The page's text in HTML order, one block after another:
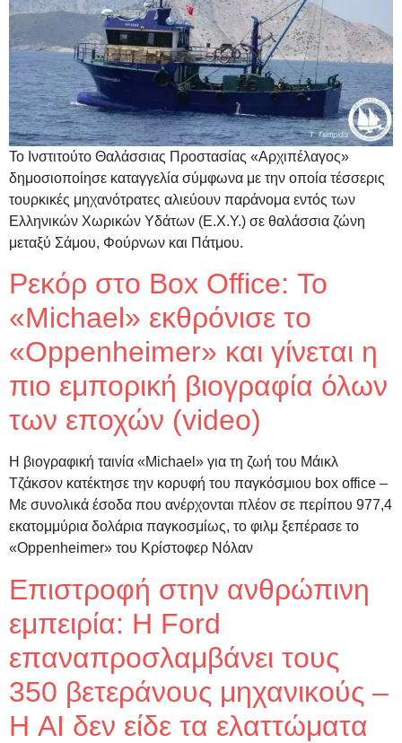
Το Ινστιτούτο Θαλάσσιας Προστασίας «Αρχιπέλαγος»
δημοσιοποίησε καταγγελία σύμφωνα με την οποία τέσσερις
τουρκικές μηχανότρατες αλιεύουν παράνομα εντός των
Ελληνικών Χωρικών Υδάτων (Ε.Χ.Υ.) σε θαλάσσια ζώνη
μεταξύ Σάμου, Φούρνων και Πάτμου.
Ρεκόρ στο Box Office: Το
«Michael» εκθρόνισε το
«Oppenheimer» και γίνεται η
πιο εμπορική βιογραφία όλων
των εποχών (video)
Η βιογραφική ταινία «Michael» για τη ζωή του Μάικλ
Τζάκσον κατέκτησε την κορυφή του παγκόσμιου box office –
Με συνολικά έσοδα που ανέρχονται πλέον σε περίπου 977,4
εκατομμύρια δολάρια παγκοσμίως, το φιλμ ξεπέρασε το
«Oppenheimer» του Κρίστοφερ Νόλαν
Επιστροφή στην ανθρώπινη
εμπειρία: Η Ford
επαναπροσλαμβάνει τους
350 βετεράνους μηχανικούς –
Η AI δεν είδε τα ελαττώματα